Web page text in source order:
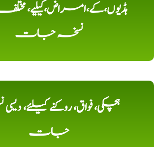
ہڈیوں،کے،امراض،کیلیے،
نسخہ جات
ہچکی، فواق، روکنے کیلئے،
جات